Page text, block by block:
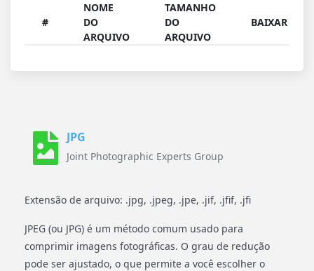
#
NOME
DO
ARQUIVO
TAMANHO
DO
ARQUIVO
BAIXAR
JPG
Joint Photographic Experts Group
Extensão de arquivo: .jpg, .jpeg, .jpe, .jif, .jfif, .jfi
JPEG (ou JPG) é um método comum usado para
comprimir imagens fotográficas. O grau de redução
pode ser ajustado, o que permite a você escolher o